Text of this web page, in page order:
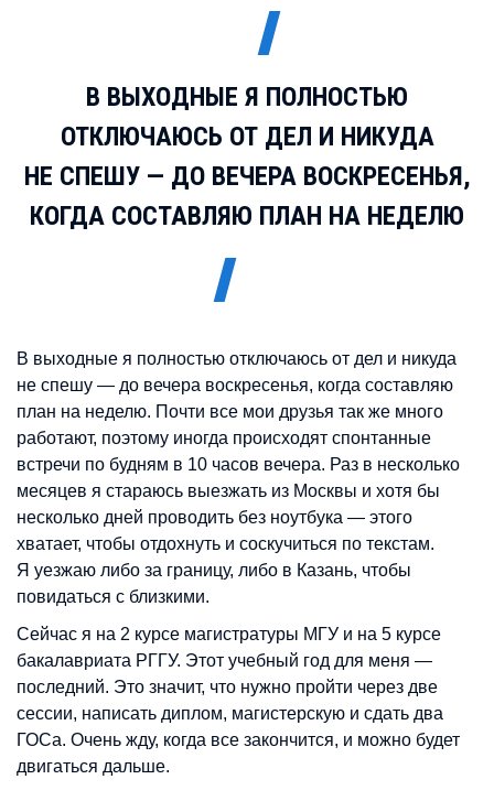
В ВЫХОДНЫЕ Я ПОЛНОСТЬЮ
ОТКЛЮЧАЮСЬ ОТ ДЕЛ И НИКУДА
НЕ СПЕШУ — ДО ВЕЧЕРА ВОСКРЕСЕНЬЯ,
КОГДА СОСТАВЛЯЮ ПЛАН НА НЕДЕЛЮ
В выходные я полностью отключаюсь от дел и никуда
не спешу — до вечера воскресенья, когда составляю
план на неделю. Почти все мои друзья так же много
работают, поэтому иногда происходят спонтанные
встречи по будням в 10 часов вечера. Раз в несколько
месяцев я стараюсь выезжать из Москвы и хотя бы
несколько дней проводить без ноутбука — этого
хватает, чтобы отдохнуть и соскучиться по текстам.
Я уезжаю либо за границу, либо в Казань, чтобы
повидаться с близкими.
Сейчас я на 2 курсе магистратуры МГУ и на 5 курсе
бакалавриата РГГУ. Этот учебный год для меня —
последний. Это значит, что нужно пройти через две
сессии, написать диплом, магистерскую и сдать два
ГОСа. Очень жду, когда все закончится, и можно будет
двигаться дальше.